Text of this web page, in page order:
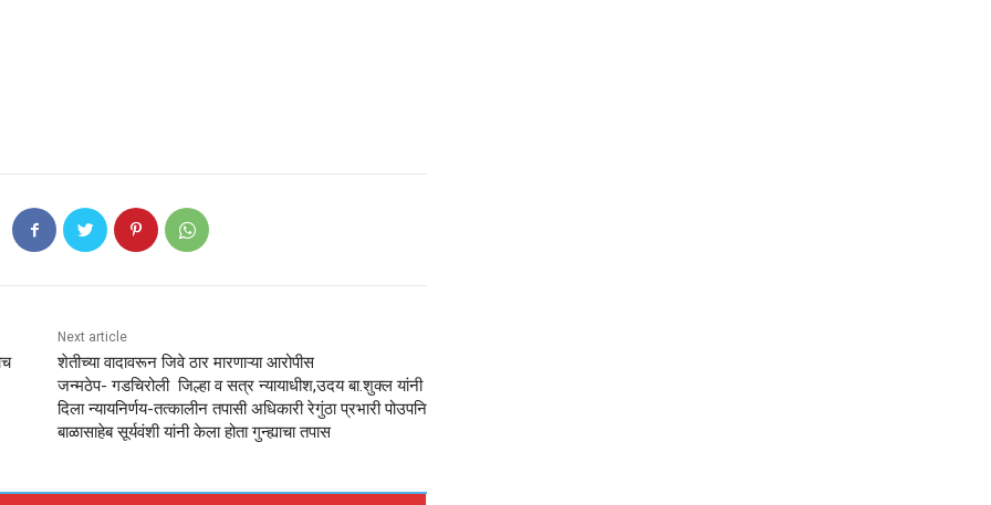
Next article
शेतीच्या वादावरून जिवे ठार मारणाऱ्या आरोपीस
जन्मठेप- गडचिरोली जिल्हा व सत्र न्यायाधीश,उदय बा.शुक्ल यांनी
दिला न्यायनिर्णय-तत्कालीन तपासी अधिकारी रेगुंठा प्रभारी पोउपनि
बाळासाहेब सूर्यवंशी यांनी केला होता गुन्ह्याचा तपास